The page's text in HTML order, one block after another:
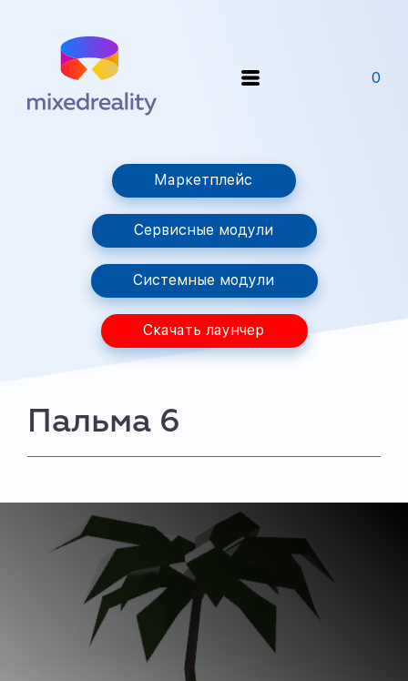
0
Маркетплейс
Сервисные модули
Системные модули
Скачать лаунчер
Пальма 6